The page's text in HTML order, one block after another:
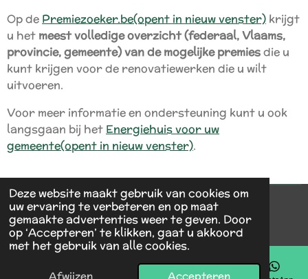
Deze website maakt gebruik van cookies om
uw ervaring te verbeteren en op maat
gemaakte advertenties weer te geven. Door
op ‘Accepteren’ te klikken, gaat u akkoord
met het gebruik van alle cookies.
Afwijzen Accepteren
Op de Premiezoeker.be(opent in nieuw venster) krijgt
u het meest volledige overzicht (federaal, Vlaams,
provincie, gemeente) van de mogelijke premiesdie u
kunt krijgen voor de renovatiewerken die u wilt
uitvoeren.
Voor meer informatie en ondersteuning kunt u ook
langsgaan bij het Energiehuis voor uw
gemeente(opent in nieuw venster).
© 2024 - 2026 vmrenovatie
Powered byJouwWeb